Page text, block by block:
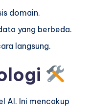
domain.
yang berbeda.
langsung.
AI. Ini mencakup